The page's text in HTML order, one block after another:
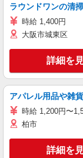
ラウンドワンの清
時給 1,400円
大阪市城東区
詳細を
アパレル用品や雑
時給 1,200円〜
柏市
詳細を